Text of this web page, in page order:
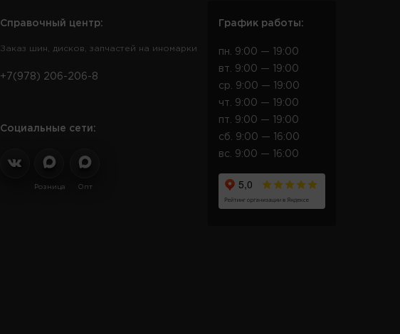
Справочный центр:
Заказ шин, дисков, запчастей на иномарки
+7(978) 206-206-8
Социальные сети:
Розница Опт
График работы:
пн. 9:00 — 19:00
вт. 9:00 — 19:00
ср. 9:00 — 19:00
чт. 9:00 — 19:00
пт. 9:00 — 19:00
сб. 9:00 — 16:00
вс. 9:00 — 16:00